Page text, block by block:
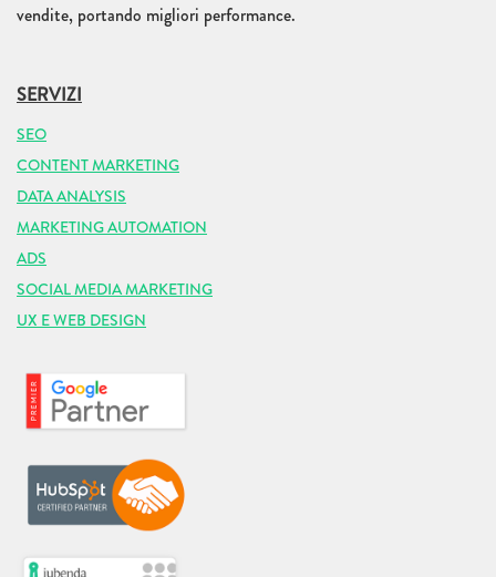
vendite, portando migliori performance.
SERVIZI
SEO
CONTENT MARKETING
DATA ANALYSIS
MARKETING AUTOMATION
ADS
SOCIAL MEDIA MARKETING
UX E WEB DESIGN